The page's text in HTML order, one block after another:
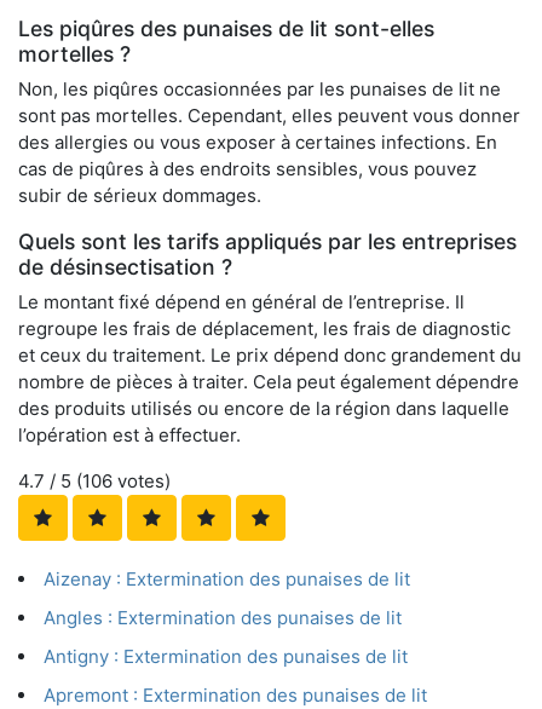
Les piqûres des punaises de lit sont-elles
mortelles ?
Non, les piqûres occasionnées par les punaises de lit ne
sont pas mortelles. Cependant, elles peuvent vous donner
des allergies ou vous exposer à certaines infections. En
cas de piqûres à des endroits sensibles, vous pouvez
subir de sérieux dommages.
Quels sont les tarifs appliqués par les entreprises
de désinsectisation ?
Le montant fixé dépend en général de l’entreprise. Il
regroupe les frais de déplacement, les frais de diagnostic
et ceux du traitement. Le prix dépend donc grandement du
nombre de pièces à traiter. Cela peut également dépendre
des produits utilisés ou encore de la région dans laquelle
l’opération est à effectuer.
4.7 / 5 (106 votes)
Aizenay : Extermination des punaises de lit
Angles : Extermination des punaises de lit
Antigny : Extermination des punaises de lit
Apremont : Extermination des punaises de lit